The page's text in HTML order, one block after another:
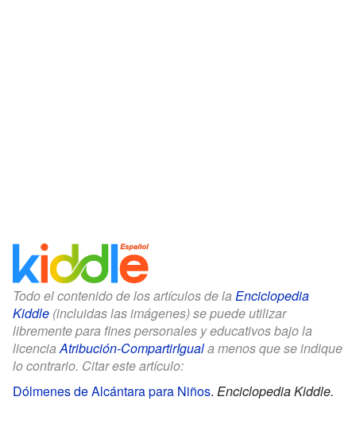
Todo el contenido de los artículos de la Enciclopedia
Kiddle (incluidas las imágenes) se puede utilizar
libremente para fines personales y educativos bajo la
licenciaAtribución-CompartirIguala menos que se indique
lo contrario. Citar este artículo:
Dólmenes de Alcántara para Niños. Enciclopedia Kiddle.